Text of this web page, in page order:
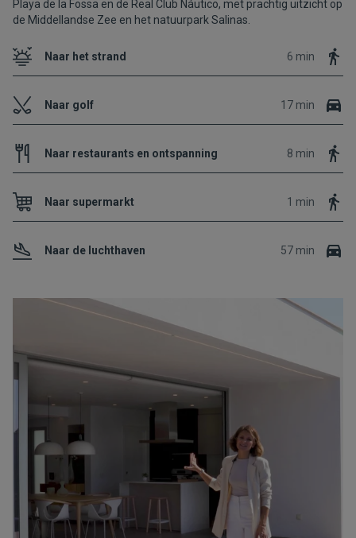
Playa de la Fossa en de Real Club Náutico, met prachtig uitzicht op
de Middellandse Zee en het natuurpark Salinas.
Naar het strand 6 min
Naar golf 17 min
Naar restaurants en ontspanning 8 min
Naar supermarkt 1 min
Naar de luchthaven 57 min